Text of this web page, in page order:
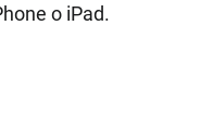
o iPad.